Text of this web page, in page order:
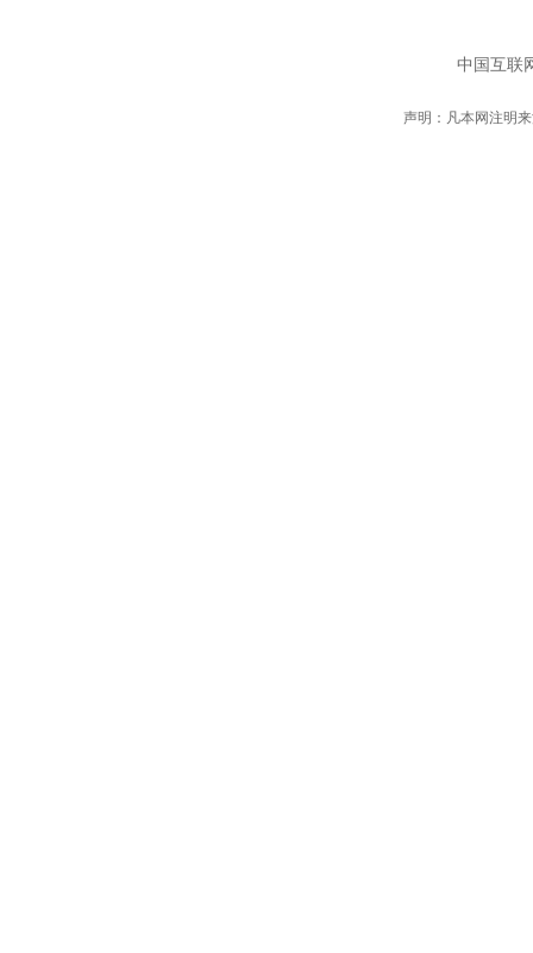
中国互联
声明：凡本网注明